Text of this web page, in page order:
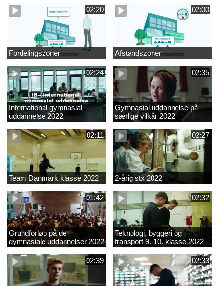
02:20
Fordelingszoner
02:00
Afstandszoner
02:24
International gymnasial
uddannelse 2022
02:35
Gymnasial uddannelse på
særlige vilkår 2022
02:11
Team Danmark klasse 2022
02:27
2-årig stx 2022
01:42
Grundforløb på de
gymnasiale uddannelser 2022
02:32
Teknologi, byggeri og
transport 9.-10. klasse 2022
02:39 02:33